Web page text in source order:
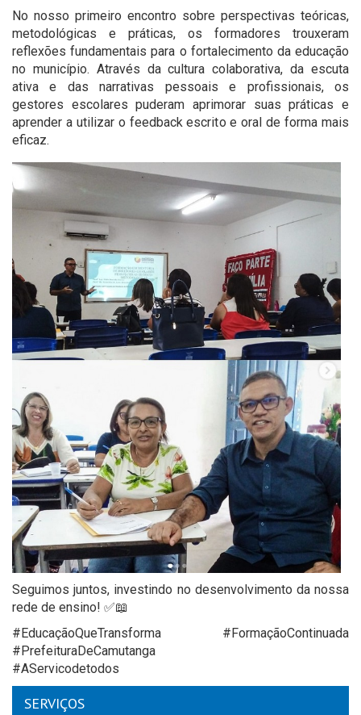
No nosso primeiro encontro sobre perspectivas teóricas,
metodológicas e práticas, os formadores trouxeram
reflexões fundamentais para o fortalecimento da educação
no município. Através da cultura colaborativa, da escuta
ativa e das narrativas pessoais e profissionais, os
gestores escolares puderam aprimorar suas práticas e
aprender a utilizar o feedback escrito e oral de forma mais
eficaz.
Seguimos juntos, investindo no desenvolvimento da nossa
rede de ensino! ✅📖
#EducaçãoQueTransforma #FormaçãoContinuada
#PrefeituraDeCamutanga
#AServicodetodos
SERVIÇOS